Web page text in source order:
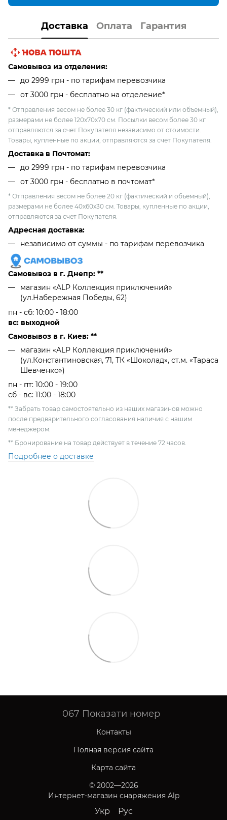
Доставка Оплата Гарантия
Самовывоз из отделения:
до 2999 грн - по тарифам перевозчика
от 3000 грн - бесплатно на отделение*
* Отправления весом не более 30 кг (фактический или объемный),
размерами не более 120х70х70 см. Посылки весом более 30 кг
отправляются за счет Покупателя независимо от стоимости.
Товары, купленные по акции, отправляются за счет Покупателя.
Доставка в Почтомат:
до 2999 грн - по тарифам перевозчика
от 3000 грн - бесплатно в почтомат*
* Отправления весом не более 20 кг (фактический и объемный),
размерами не более 40х60х30 см. Товары, купленные по акции,
отправляются за счет Покупателя.
Адресная доставка:
независимо от cуммы - по тарифам перевозчика
Самовывоз в г. Днепр: **
магазин «ALP Коллекция приключений»
(ул.Набережная Победы, 62)
пн - сб: 10:00 - 18:00
вс: выходной
Самовывоз в г. Киев: **
магазин «ALP Коллекция приключений»
(ул.Константиновская, 71, ТК «Шоколад», ст.м. «Тараса
Шевченко»)
пн - пт: 10:00 - 19:00
сб - вс: 11:00 - 18:00
** Забрать товар самостоятельно из наших магазинов можно
после предварительного согласования наличия с нашим
менеджером.
** Бронирование на товар действует в течение 72 часов.
Подробнее о доставке
067 Показати номер
Контакты
Полная версия сайта
Карта сайта
© 2002—2026
Интернет-магазин снаряжения Alp
Укр Рус